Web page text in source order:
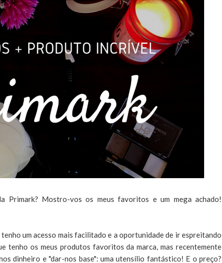
Primark? Mostro-vos os meus favoritos e um mega achado!
um acesso mais facilitado e a oportunidade de ir espreitando
tenho os meus produtos favoritos da marca, mas recentemente
dinheiro e "dar-nos base": uma utensílio fantástico! E o preço?